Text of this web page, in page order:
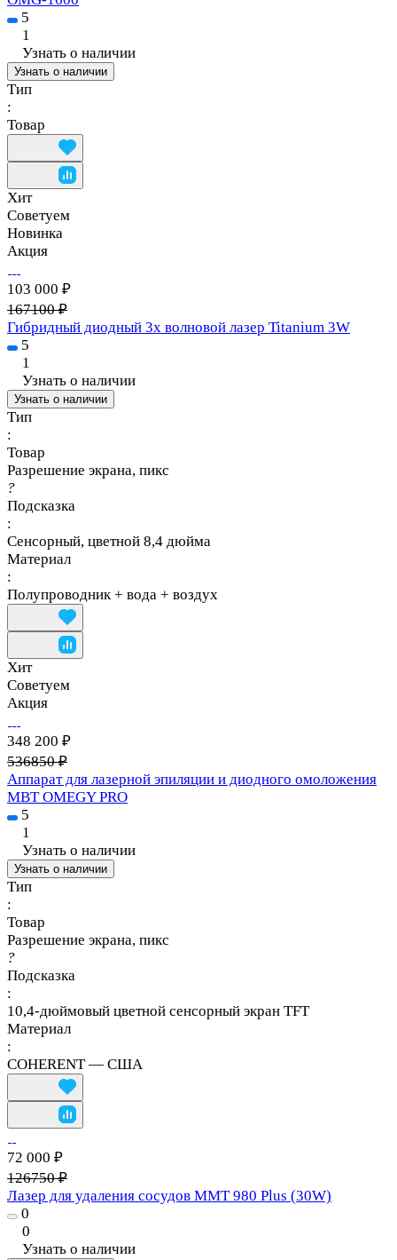
5
1
Узнать о наличии
Узнать о наличии
Тип
:
Товар
Хит
Советуем
Новинка
Акция
103 000 ₽
167100 ₽
Гибридный диодный 3х волновой лазер Titanium 3W
5
1
Узнать о наличии
Узнать о наличии
Тип
:
Товар
Разрешение экрана, пикс
?
Подсказка
:
Сенсорный, цветной 8,4 дюйма
Материал
:
Полупроводник + вода + воздух
Хит
Советуем
Акция
348 200 ₽
536850 ₽
Аппарат для лазерной эпиляции и диодного омоложения
MBT OMEGY PRO
5
1
Узнать о наличии
Узнать о наличии
Тип
:
Товар
Разрешение экрана, пикс
?
Подсказка
:
10,4-дюймовый цветной сенсорный экран TFT
Материал
:
COHERENT — США
72 000 ₽
126750 ₽
Лазер для удаления сосудов MMT 980 Plus (30W)
0
0
Узнать о наличии